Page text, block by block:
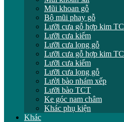
Mũi khoan gỗ
Bộ mũi phay gỗ
Lưỡi cưa gỗ hợp kim
Lưỡi cưa kiếm
Lưỡi cưa lọng gỗ
Lưỡi cưa gỗ hợp kim
Lưỡi cưa kiếm
Lưỡi cưa lọng gỗ
Lười bào nhám xếp
Lưỡi bào TCT
Ke góc nam châm
Khác phụ kiện
Khác